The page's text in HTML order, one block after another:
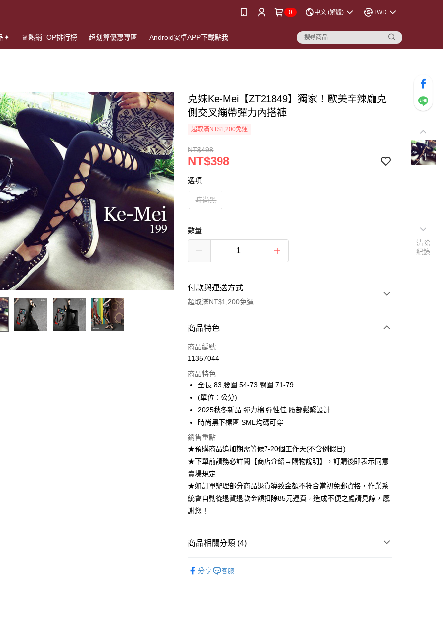
0 中文 (繁體) TWD
✦ ♛熱銷TOP排行榜 超划算優惠專區 Android安卓APP下載點我
克妹Ke-Mei【ZT21849】獨家！歐美辛辣龐克
側交叉繃帶彈力內搭褲
超取滿NT$1,200免運
NT$498
NT$398
選項
時尚黑
數量
付款與運送方式
超取滿NT$1,200免運
付款方式
信用卡一次付款
Apple Pay
ATM付款
運送方式
全家付款取貨
每筆NT$85，滿NT$1,200(含以上)免運費
付款後全家取貨
每筆NT$85，滿NT$1,200(含以上)免運費
7-11付款取貨
付款後7-11取貨
宅配
商品特色
商品編號
11357044
商品特色
全長 83 腰圍 54-73 臀圍 71-79
(單位：公分)
2025秋冬新品 彈力棉 彈性佳 腰部鬆緊設計
時尚黑下標區 SML均碼可穿
銷售重點
★預購商品追加期需等候7-20個工作天(不含例假日)
★下單前請務必詳閱【商店介紹→購物說明】，訂購後即表示同意
賣場規定
★如訂單辦理部分商品退貨導致金額不符合當初免郵資格，作業系
統會自動從退貨退款金額扣除85元運費，造成不便之處請見諒，感
謝您！
商品相關分類 (4)
分享 客服
清除
紀錄